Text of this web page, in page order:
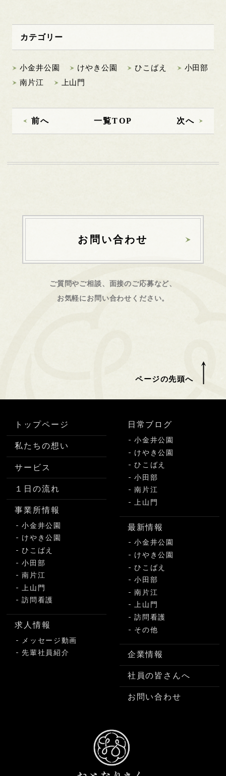
カテゴリー
小金井公園 けやき公園 ひこばえ
小田部
南片江
上山門
前へ 一覧TOP 次へ
お問い合わせ
ご質問やご相談、面接のご応募など、
お気軽にお問い合わせください。
ページの先頭へ
トップページ
私たちの想い
サービス
１日の流れ
事業所情報
小金井公園
けやき公園
ひこばえ
小田部
南片江
上山門
訪問看護
求人情報
メッセージ動画
先輩社員紹介
日常ブログ
小金井公園
けやき公園
ひこばえ
小田部
南片江
上山門
最新情報
小金井公園
けやき公園
ひこばえ
小田部
南片江
上山門
訪問看護
その他
企業情報
社員の皆さんへ
お問い合わせ